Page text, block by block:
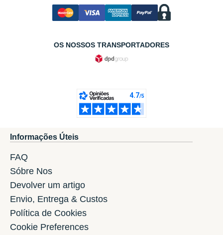
OS NOSSOS TRANSPORTADORES
Informações Úteis
FAQ
Sóbre Nos
Devolver um artigo
Envio, Entrega & Custos
Política de Cookies
Cookie Preferences